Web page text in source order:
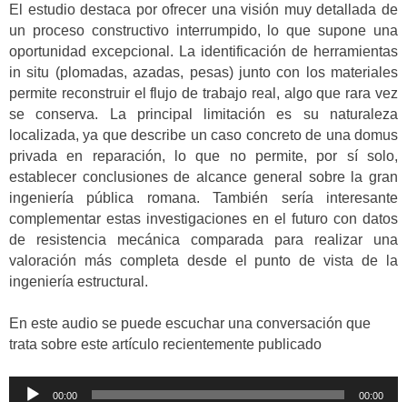
El estudio destaca por ofrecer una visión muy detallada de
un proceso constructivo interrumpido, lo que supone una
oportunidad excepcional. La identificación de herramientas
in situ (plomadas, azadas, pesas) junto con los materiales
permite reconstruir el flujo de trabajo real, algo que rara vez
se conserva. La principal limitación es su naturaleza
localizada, ya que describe un caso concreto de una domus
privada en reparación, lo que no permite, por sí solo,
establecer conclusiones de alcance general sobre la gran
ingeniería pública romana. También sería interesante
complementar estas investigaciones en el futuro con datos
de resistencia mecánica comparada para realizar una
valoración más completa desde el punto de vista de la
ingeniería estructural.
En este audio se puede escuchar una conversación que
trata sobre este artículo recientemente publicado
Reproductor
00:00 00:00